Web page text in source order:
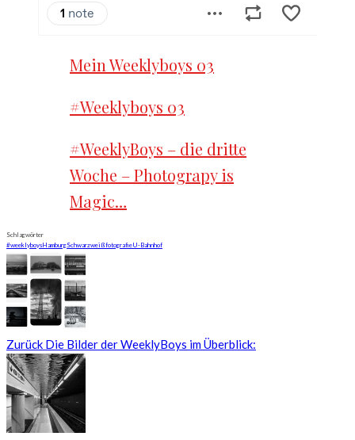
Mein Weeklyboys 03
#Weeklyboys 03
#WeeklyBoys – die dritte
Woche – Photograpy is
Magic…
Schlagwörter
#weeklyboysHamburgSchwarzweißfotografieU-Bahnhof
Zurück Die Bilder der WeeklyBoys im Überblick: